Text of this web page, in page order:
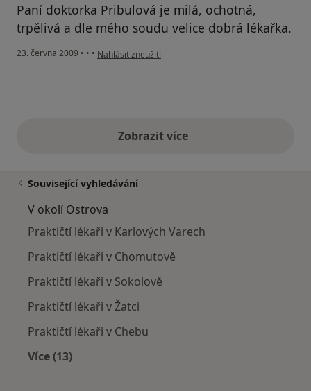
Paní doktorka Pribulová je milá, ochotná,
trpělivá a dle mého soudu velice dobrá lékařka.
23. června 2009 • • • podle názoru uživatele Veselá Alena
Nahlásit zneužití
Zobrazit vícevýše uvedené názory
Související vyhledávání
V okolí Ostrova
Praktičtí lékaři v Karlových Varech
Praktičtí lékaři v Chomutově
Praktičtí lékaři v Sokolově
Praktičtí lékaři v Žatci
Praktičtí lékaři v Chebu
Více (13)